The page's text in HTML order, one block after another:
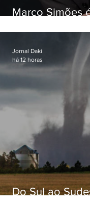
Marco Simões
Do Sul ao
Jornal Daki
há 12 horas